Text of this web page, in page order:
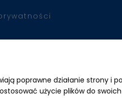
poprawne działanie strony
użycie plików do